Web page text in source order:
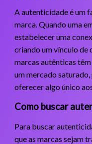
A autenticidade é um
marca. Quando uma
estabelecer uma
criando um vínculo de
marcas autênticas
um mercado
oferecer algo único
Como buscar
Para buscar
que as marcas sejam